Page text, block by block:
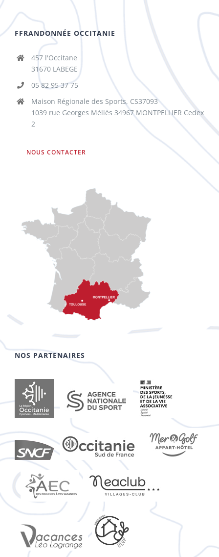
FFRANDONNÉE OCCITANIE
457 l'Occitane
31670 LABEGE
05 82 95 37 75
Maison Régionale des Sports, CS37093
1039 rue Georges Méliès 34967 MONTPELLIER Cedex
2
NOUS CONTACTER
NOS PARTENAIRES